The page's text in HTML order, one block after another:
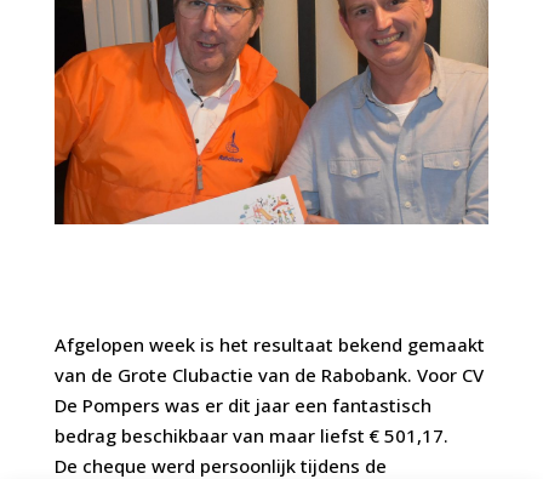
Afgelopen week is het resultaat bekend gemaakt
van de Grote Clubactie van de Rabobank. Voor CV
De Pompers was er dit jaar een fantastisch
bedrag beschikbaar van maar liefst € 501,17.
De cheque werd persoonlijk tijdens de